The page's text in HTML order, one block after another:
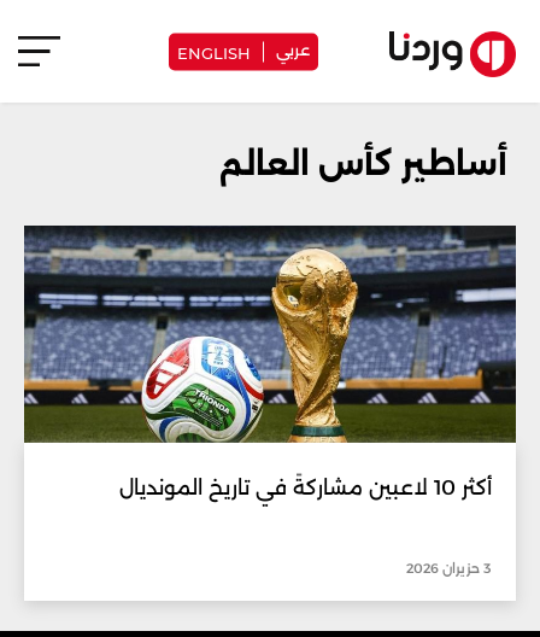
عربي ENGLISH
أساطير كأس العالم
أكثر 10 لاعبين مشاركةً في تاريخ المونديال
3 حزيران 2026